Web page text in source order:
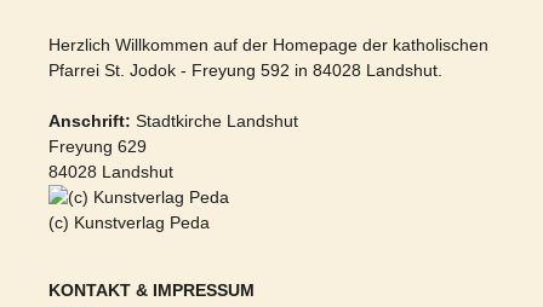
Herzlich Willkommen auf der Homepage der katholischen
Pfarrei St. Jodok - Freyung 592 in 84028 Landshut.
Anschrift: Stadtkirche Landshut
Freyung 629
84028 Landshut
(c) Kunstverlag Peda
KONTAKT & IMPRESSUM